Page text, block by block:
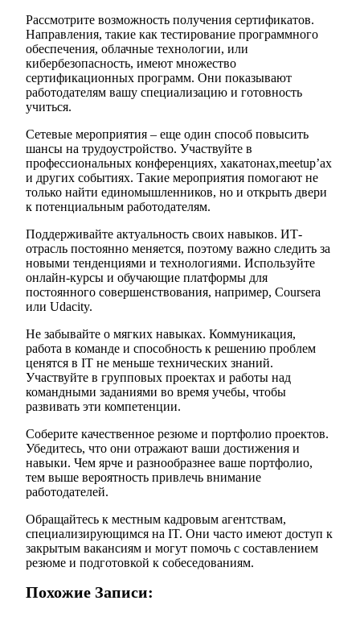
Рассмотрите возможность получения сертификатов.
Направления, такие как тестирование программного
обеспечения, облачные технологии, или
кибербезопасность, имеют множество
сертификационных программ. Они показывают
работодателям вашу специализацию и готовность
учиться.
Сетевые мероприятия – еще один способ повысить
шансы на трудоустройство. Участвуйте в
профессиональных конференциях, хакатонах,meetup’ах
и других событиях. Такие мероприятия помогают не
только найти единомышленников, но и открыть двери
к потенциальным работодателям.
Поддерживайте актуальность своих навыков. ИТ-
отрасль постоянно меняется, поэтому важно следить за
новыми тенденциями и технологиями. Используйте
онлайн-курсы и обучающие платформы для
постоянного совершенствования, например, Coursera
или Udacity.
Не забывайте о мягких навыках. Коммуникация,
работа в команде и способность к решению проблем
ценятся в IT не меньше технических знаний.
Участвуйте в групповых проектах и работы над
командными заданиями во время учебы, чтобы
развивать эти компетенции.
Соберите качественное резюме и портфолио проектов.
Убедитесь, что они отражают ваши достижения и
навыки. Чем ярче и разнообразнее ваше портфолио,
тем выше вероятность привлечь внимание
работодателей.
Обращайтесь к местным кадровым агентствам,
специализирующимся на IT. Они часто имеют доступ к
закрытым вакансиям и могут помочь с составлением
резюме и подготовкой к собеседованиям.
Похожие Записи: